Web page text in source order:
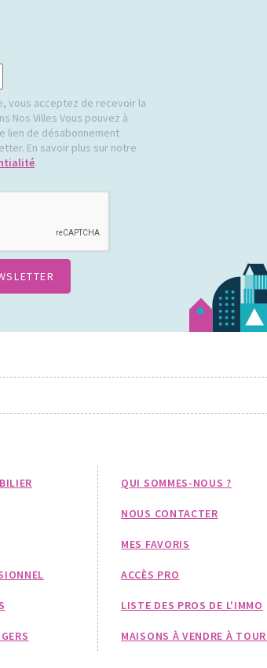
vous acceptez de recevoir la
Nos Villes Vous pouvez à
lien de désabonnement
En savoir plus sur notre
.
QUI SOMMES-NOUS ?
NOUS CONTACTER
MES FAVORIS
ACCÈS PRO
LISTE DES PROS DE L'IMMO
MAISONS À VENDRE À